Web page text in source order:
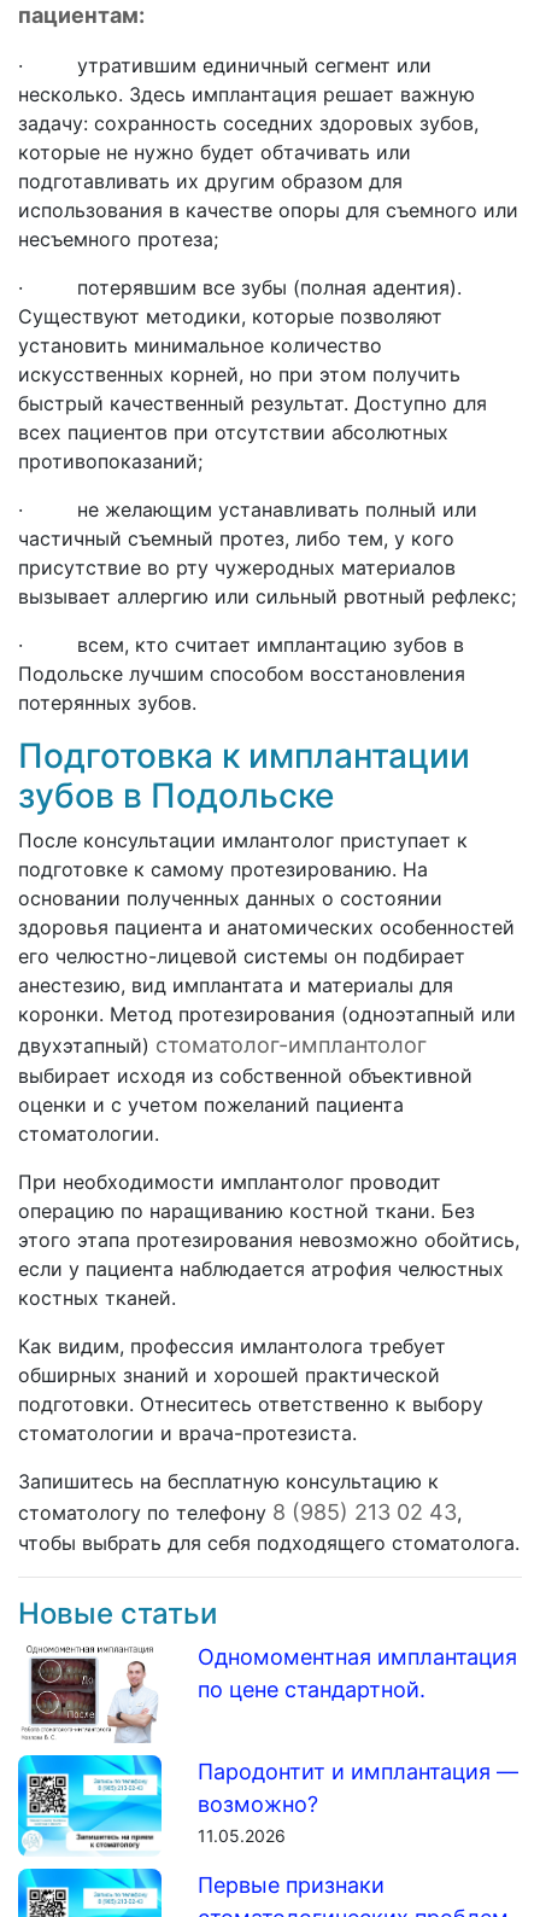
пациентам:
· утратившим единичный сегмент или
несколько. Здесь имплантация решает важную
задачу: сохранность соседних здоровых зубов,
которые не нужно будет обтачивать или
подготавливать их другим образом для
использования в качестве опоры для съемного или
несъемного протеза;
· потерявшим все зубы (полная адентия).
Существуют методики, которые позволяют
установить минимальное количество
искусственных корней, но при этом получить
быстрый качественный результат. Доступно для
всех пациентов при отсутствии абсолютных
противопоказаний;
· не желающим устанавливать полный или
частичный съемный протез, либо тем, у кого
присутствие во рту чужеродных материалов
вызывает аллергию или сильный рвотный рефлекс;
· всем, кто считает имплантацию зубов в
Подольске лучшим способом восстановления
потерянных зубов.
Подготовка к имплантации
зубов в Подольске
После консультации имлантолог приступает к
подготовке к самому протезированию. На
основании полученных данных о состоянии
здоровья пациента и анатомических особенностей
его челюстно-лицевой системы он подбирает
анестезию, вид имплантата и материалы для
коронки. Метод протезирования (одноэтапный или
двухэтапный) стоматолог-имплантолог
выбирает исходя из собственной объективной
оценки и с учетом пожеланий пациента
стоматологии.
При необходимости имплантолог проводит
операцию по наращиванию костной ткани. Без
этого этапа протезирования невозможно обойтись,
если у пациента наблюдается атрофия челюстных
костных тканей.
Как видим, профессия имлантолога требует
обширных знаний и хорошей практической
подготовки. Отнеситесь ответственно к выбору
стоматологии и врача-протезиста.
Запишитесь на бесплатную консультацию к
стоматологу по телефону 8 (985) 213 02 43,
чтобы выбрать для себя подходящего стоматолога.
Новые статьи
Одномоментная имплантация
по цене стандартной.
Пародонтит и имплантация —
возможно?
11.05.2026
Первые признаки